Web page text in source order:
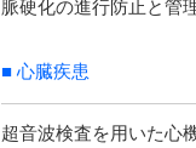
脈硬化の進行防止と管
■ 心臓疾患
超音波検査を用いた心